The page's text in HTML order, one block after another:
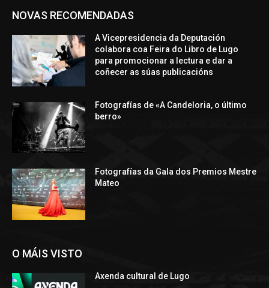
NOVAS RECOMENDADAS
A Vicepresidencia da Deputación
colabora coa Feira do Libro de Lugo
para promocionar a lectura e dar a
coñecer as súas publicacións
Fotografías de «A Candeloria, o último
berro»
Fotografías da Gala dos Premios Mestre
Mateo
O MÁIS VISTO
Axenda cultural de Lugo